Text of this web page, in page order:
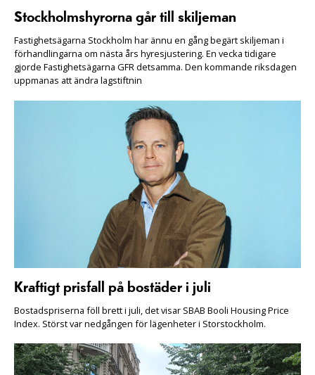
Stockholmshyrorna går till skiljeman
Fastighetsägarna Stockholm har ännu en gång begärt skiljeman i
förhandlingarna om nästa års hyresjustering. En vecka tidigare
gjorde Fastighetsägarna GFR detsamma. Den kommande riksdagen
uppmanas att ändra lagstiftnin
Kraftigt prisfall på bostäder i juli
Bostadspriserna föll brett i juli, det visar SBAB Booli Housing Price
Index. Störst var nedgången för lägenheter i Storstockholm.